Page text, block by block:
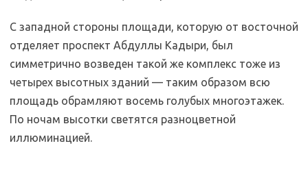
С западной стороны площади, которую от восточной
отделяет проспект Абдуллы Кадыри, был
симметрично возведен такой же комплекс тоже из
четырех высотных зданий — таким образом всю
площадь обрамляют восемь голубых многоэтажек.
По ночам высотки светятся разноцветной
иллюминацией.